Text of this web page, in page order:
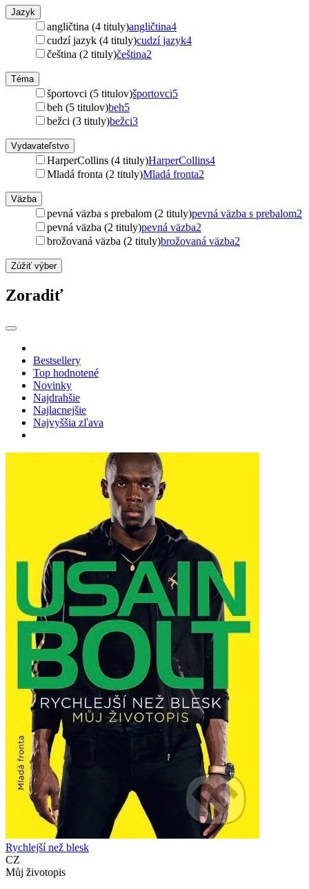
Jazyk
angličtina (4 tituly)angličtina4
cudzí jazyk (4 tituly)cudzí jazyk4
čeština (2 tituly)čeština2
Téma
športovci (5 titulov)športovci5
beh (5 titulov)beh5
bežci (3 tituly)bežci3
Vydavateľstvo
HarperCollins (4 tituly)HarperCollins4
Mladá fronta (2 tituly)Mladá fronta2
Väzba
pevná väzba s prebalom (2 tituly)pevná väzba s prebalom2
pevná väzba (2 tituly)pevná väzba2
brožovaná väzba (2 tituly)brožovaná väzba2
Zúžiť výber
Zoradiť
Bestsellery
Top hodnotené
Novinky
Najdrahšie
Najlacnejšie
Najvyššia zľava
Rychlejší než blesk
CZ
Můj životopis